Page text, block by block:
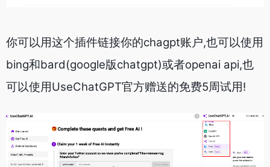
你可以用这个插件链接你的chagpt账户,也可以使用
bing和bard(google版chatgpt)或者openai api,也
可以使用UseChatGPT官方赠送的免费5周试用!